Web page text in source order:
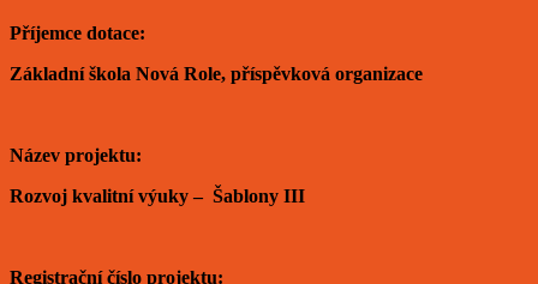
Příjemce dotace:
Základní škola Nová Role, příspěvková organizace
Název projektu:
Rozvoj kvalitní výuky – Šablony III
Registrační číslo projektu: